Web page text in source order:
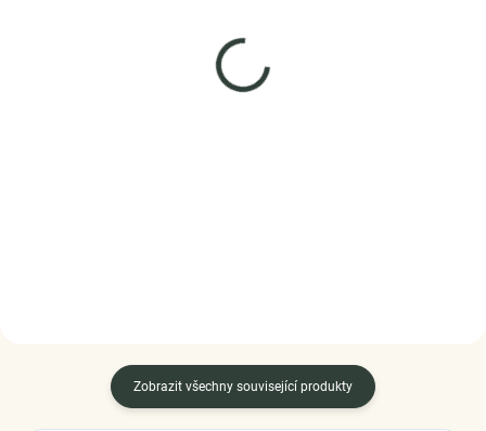
Zobrazit všechny související produkty